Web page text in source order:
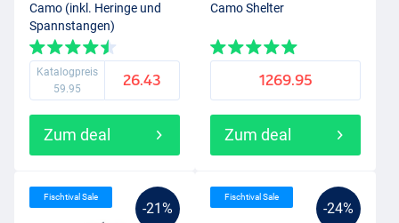
Camo (inkl. Heringe und
Spannstangen)
Katalogpreis
59.95
26.43
Zum deal
Camo Shelter
1269.95
Zum deal
-21%
Fischtival Sale
-24%
Fischtival Sale